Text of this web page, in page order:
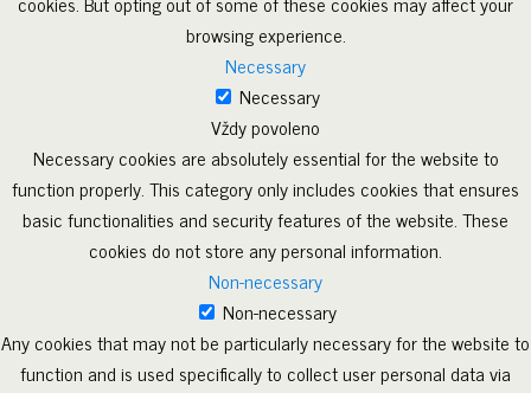
browsing experience.
Necessary
Necessary
Vždy povoleno
Necessary cookies are absolutely essential for the website to
function properly. This category only includes cookies that ensures
basic functionalities and security features of the website. These
cookies do not store any personal information.
Non-necessary
Non-necessary
Any cookies that may not be particularly necessary for the website to
function and is used specifically to collect user personal data via